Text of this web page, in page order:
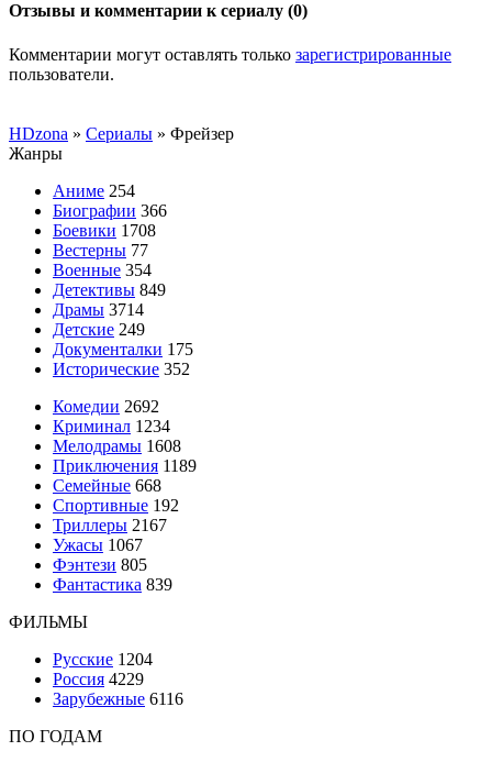
Отзывы и комментарии к сериалу (0)
Комментарии могут оставлять только зарегистрированные
пользователи.
HDzona » Сериалы » Фрейзер
Жанры
Аниме 254
Биографии 366
Боевики 1708
Вестерны 77
Военные 354
Детективы 849
Драмы 3714
Детские 249
Документалки 175
Исторические 352
Комедии 2692
Криминал 1234
Мелодрамы 1608
Приключения 1189
Семейные 668
Спортивные 192
Триллеры 2167
Ужасы 1067
Фэнтези 805
Фантастика 839
ФИЛЬМЫ
Русские 1204
Россия 4229
Зарубежные 6116
ПО ГОДАМ